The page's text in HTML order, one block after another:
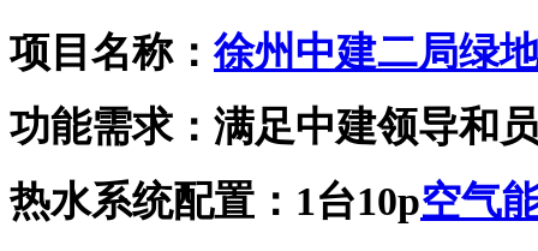
项目名称：徐州中建二局绿
功能需求：满足中建领导和
热水系统配置： 1台10p空气